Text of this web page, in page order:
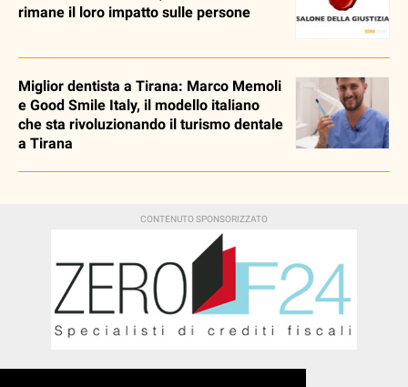
rimane il loro impatto sulle persone
Miglior dentista a Tirana: Marco Memoli
e Good Smile Italy, il modello italiano
che sta rivoluzionando il turismo dentale
a Tirana